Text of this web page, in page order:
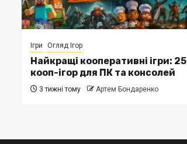
Ігри Огляд Ігор
Найкращі кооперативні ігри: 25
кооп-ігор для ПК та консолей
3 тижні тому Артем Бондаренко